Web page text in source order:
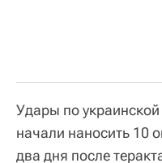
Удары по
начали наносить 10
два дня после